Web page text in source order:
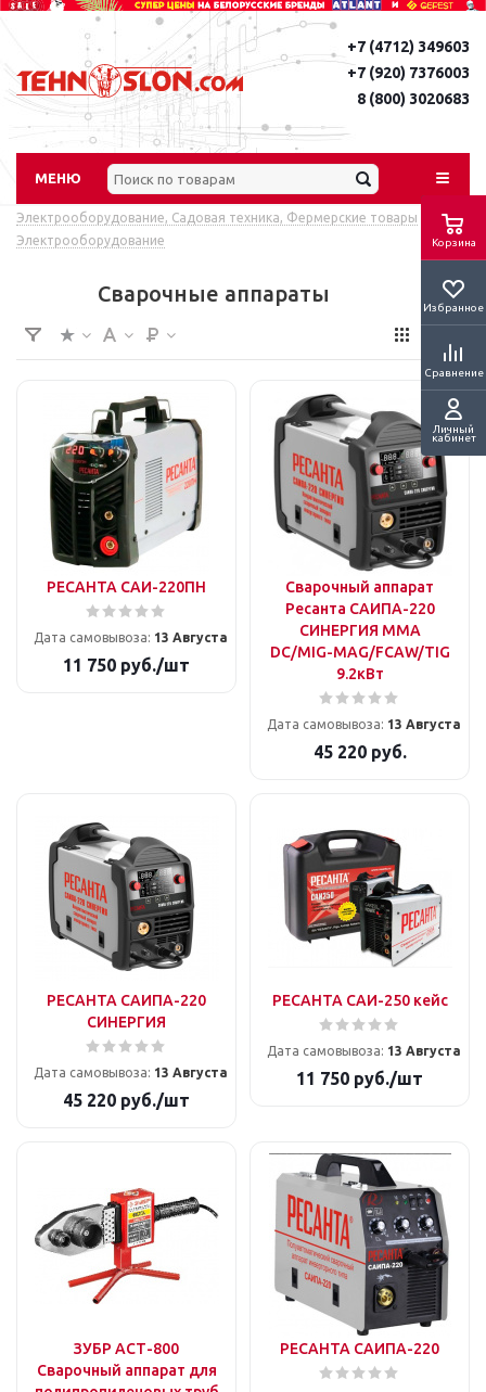
Корзина
Избранное
Сравнение
Личный
кабинет
+7 (4712) 349603
+7 (920) 7376003
8 (800) 3020683
МЕНЮ
Электрооборудование, Садовая техника, Фермерские товары
Электрооборудование
Сварочные аппараты
РЕСАНТА САИ-220ПН
Дата самовывоза: 13 Августа
11 750 руб./шт
Сварочный аппарат
Ресанта САИПА-220
СИНЕРГИЯ ММА
DC/MIG-MAG/FCAW/TIG
9.2кВт
Дата самовывоза: 13 Августа
45 220руб.
РЕСАНТА САИПА-220
СИНЕРГИЯ
Дата самовывоза: 13 Августа
45 220 руб./шт
РЕСАНТА САИ-250 кейс
Дата самовывоза: 13 Августа
11 750 руб./шт
ЗУБР АСТ-800
Сварочный аппарат для
РЕСАНТА САИПА-220